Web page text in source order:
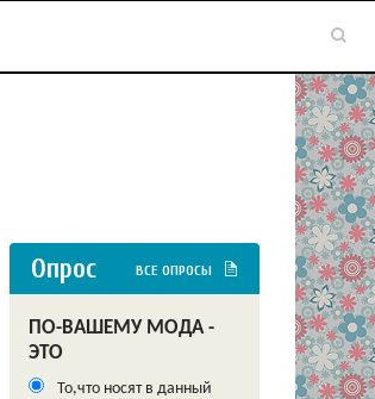
Опрос ВСЕ ОПРОСЫ
ПО-ВАШЕМУ МОДА -
ЭТО
То,что носят в данный